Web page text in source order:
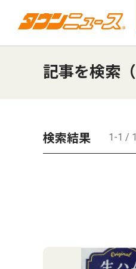
記事を検索
検索結果 1-1 /